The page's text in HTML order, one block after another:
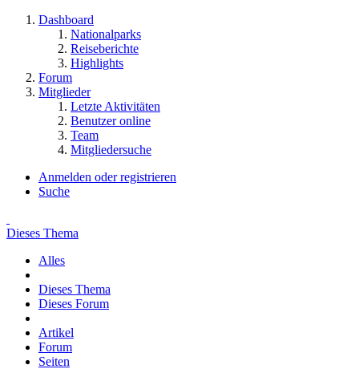
Dashboard
Nationalparks
Reiseberichte
Highlights
Forum
Mitglieder
Letzte Aktivitäten
Benutzer online
Team
Mitgliedersuche
Anmelden oder registrieren
Suche
Dieses Thema
Alles
Dieses Thema
Dieses Forum
Artikel
Forum
Seiten